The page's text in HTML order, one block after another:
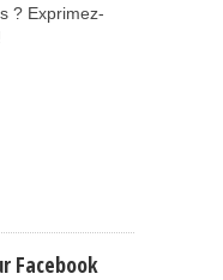
? Exprimez-
Facebook